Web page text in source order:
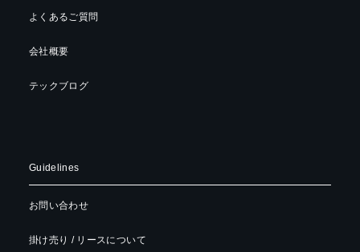
よくあるご質問
会社概要
テックブログ
Guidelines
お問い合わせ
掛け売り / リースについて